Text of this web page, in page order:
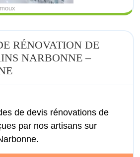
RÉNOVATION DE
NARBONNE –
de devis rénovations de
par nos artisans sur